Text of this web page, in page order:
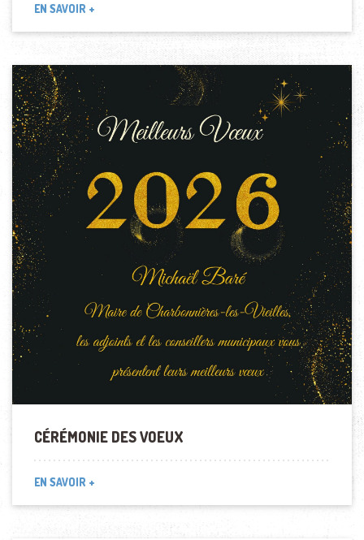
EN SAVOIR +
CÉRÉMONIE DES VOEUX
EN SAVOIR +